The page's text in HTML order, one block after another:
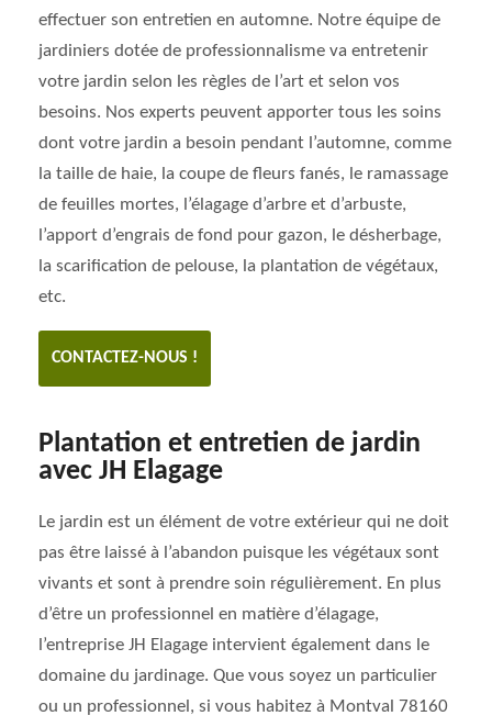
effectuer son entretien en automne. Notre équipe de
jardiniers dotée de professionnalisme va entretenir
votre jardin selon les règles de l’art et selon vos
besoins. Nos experts peuvent apporter tous les soins
dont votre jardin a besoin pendant l’automne, comme
la taille de haie, la coupe de fleurs fanés, le ramassage
de feuilles mortes, l’élagage d’arbre et d’arbuste,
l’apport d’engrais de fond pour gazon, le désherbage,
la scarification de pelouse, la plantation de végétaux,
etc.
CONTACTEZ-NOUS !
Plantation et entretien de jardin
avec JH Elagage
Le jardin est un élément de votre extérieur qui ne doit
pas être laissé à l’abandon puisque les végétaux sont
vivants et sont à prendre soin régulièrement. En plus
d’être un professionnel en matière d’élagage,
l’entreprise JH Elagage intervient également dans le
domaine du jardinage. Que vous soyez un particulier
ou un professionnel, si vous habitez à Montval 78160